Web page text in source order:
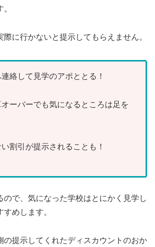
際に行かないと提示してもらえません。
連絡して見学のアポととる！
オーバーでも気になるところは足を
い割引が提示されることも！
ので、気になった学校はとにかく見学し
めします。
の提示してくれたディスカウントのおか